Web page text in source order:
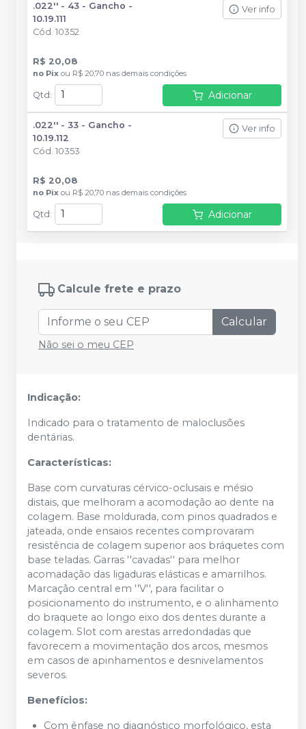
.022'' - 43 - Gancho -
10.19.111
Cód. 10352
Ver info
R$ 20,08
no Pix ou R$ 20,70 nas demais condições
Qtd : Adicionar
.022'' - 33 - Gancho -
10.19.112
Cód. 10353
Ver info
R$ 20,08
no Pix ou R$ 20,70 nas demais condições
Qtd : Adicionar
Calcule frete e prazo
Calcular
Não sei o meu CEP
Indicação:
Indicado para o tratamento de maloclusões
dentárias.
Características:
Base com curvaturas cérvico-oclusais e mésio
distais, que melhoram a acomodação ao dente na
colagem. Base moldurada, com pinos quadrados e
jateada, onde ensaios recentes comprovaram
resistência de colagem superior aos bráquetes com
base teladas. Garras ''cavadas'' para melhor
acomadação das ligaduras elásticas e amarrilhos.
Marcação central em ''V'', para facilitar o
posicionamento do instrumento, e o alinhamento
do braquete ao longo eixo dos dentes durante a
colagem. Slot com arestas arredondadas que
favorecem a movimentação dos arcos, mesmos
em casos de apinhamentos e desnivelamentos
severos.
Benefícios:
Com ênfase no diagnóstico morfológico, esta